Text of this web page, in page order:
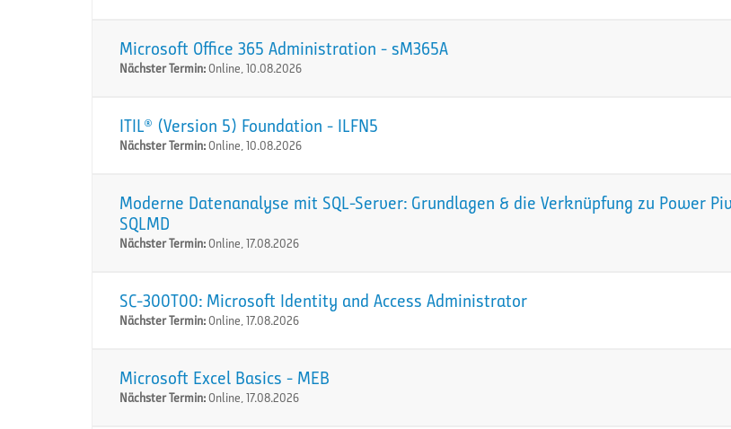
Microsoft Office 365 Administration - sM365A
Nächster Termin:Online, 10.08.2026
ITIL® (Version 5) Foundation - ILFN5
Nächster Termin:Online, 10.08.2026
Moderne Datenanalyse mit SQL-Server: Grundlagen & die Verknüpfung zu Power
SQLMD
Nächster Termin:Online, 17.08.2026
SC-300T00: Microsoft Identity and Access Administrator
Nächster Termin:Online, 17.08.2026
Microsoft Excel Basics - MEB
Nächster Termin:Online, 17.08.2026